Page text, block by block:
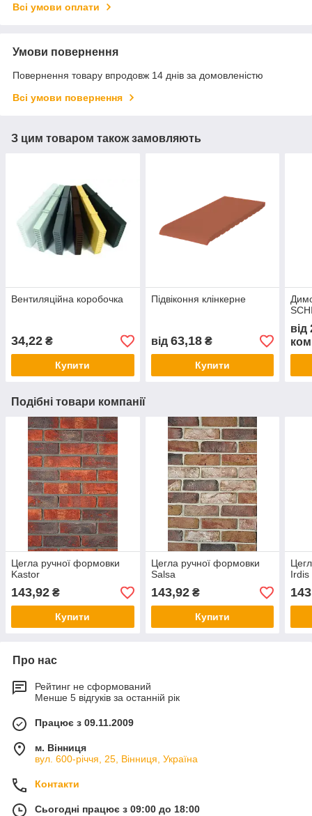
Всі умови оплати
Умови повернення
Повернення товару впродовж 14 днів за домовленістю
Всі умови повернення
З цим товаром також замовляють
Вентиляційна коробочка
34,22 ₴
Купити
Підвіконня клінкерне
від 63,18₴
Купити
від
Подібні товари компанії
Цегла ручної формовки
Kastor
143,92 ₴
Купити
Цегла ручної формовки
Salsa
143,92₴
Купити
Irdis
Про нас
Рейтинг не сформований
Менше 5 відгуків за останній рік
Працює з 09.11.2009
м. Вінниця
вул. 600-річчя, 25, Вінниця, Україна
Контакти
Сьогодні працює з 09:00 до 18:00